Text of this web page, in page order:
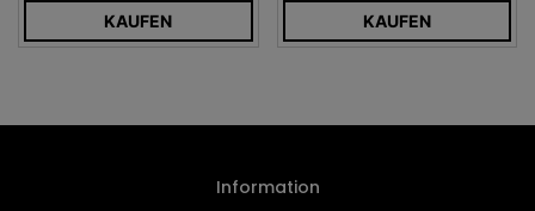
KAUFEN KAUFEN
Information